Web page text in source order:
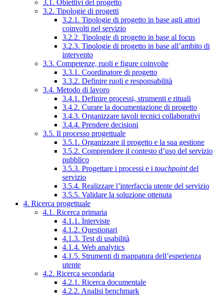
3.1. Obiettivi del progetto
3.2. Tipologie di progetti
3.2.1. Tipologie di progetto in base agli attori
coinvolti nel servizio
3.2.2. Tipologie di progetto in base al focus
3.2.3. Tipologie di progetto in base all’ambito di
intervento
3.3. Competenze, ruoli e figure coinvolte
3.3.1. Coordinatore di progetto
3.3.2. Definire ruoli e responsabilità
3.4. Metodo di lavoro
3.4.1. Definire processi, strumenti e rituali
3.4.2. Curare la documentazione di progetto
3.4.3. Organizzare tavoli tecnici collaborativi
3.4.4. Prendere decisioni
3.5. Il processo progettuale
3.5.1. Organizzare il progetto e la sua gestione
3.5.2. Comprendere il contesto d’uso del servizio
pubblico
3.5.3. Progettare i processi e i touchpointdel
servizio
3.5.4. Realizzare l’interfaccia utente del servizio
3.5.5. Validare la soluzione ottenuta
4. Ricerca progettuale
4.1. Ricerca primaria
4.1.1. Interviste
4.1.2. Questionari
4.1.3. Test di usabilità
4.1.4. Web analytics
4.1.5. Strumenti di mappatura dell’esperienza
utente
4.2. Ricerca secondaria
4.2.1. Ricerca documentale
4.2.2. Analisi benchmark